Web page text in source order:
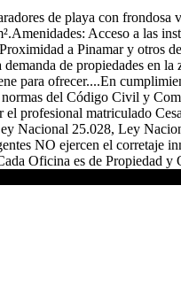
de playa con frondosa
Acceso a las
a Pinamar y otros
de propiedades en la
para ofrecer....En
del Código Civil y
el profesional matriculado
Nacional 25.028, Ley
NO ejercen el corretaje
Oficina es de Propiedad y